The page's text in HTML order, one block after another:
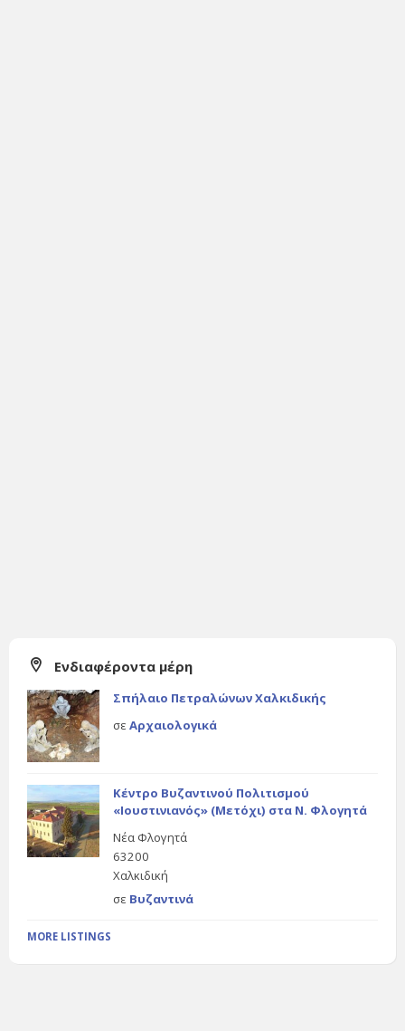
Ενδιαφέροντα μέρη
Σπήλαιο Πετραλώνων Χαλκιδικής
σε Αρχαιολογικά
Κέντρο Βυζαντινού Πολιτισμού
«Ιουστινιανός» (Μετόχι) στα Ν. Φλογητά
Νέα Φλογητά
63200
Χαλκιδική
σε Βυζαντινά
MORE LISTINGS